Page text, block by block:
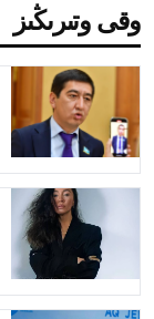
وقى وتىرىڭىز